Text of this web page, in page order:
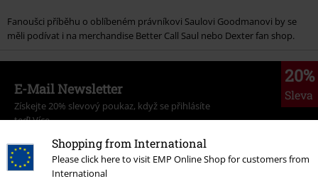
Shopping from International
Please click here to visit EMP Online Shop for customers from
International
Fanoušci příběhu o oblíbeném právníkovi Saulovi Goodmanovi by se
měli podívat i na merchandise Better Call Saul nebo Dexter fan shop.
20%
Sleva
E-Mail Newsletter
Získejte 20% slevový poukaz, když se přihlásíte
teď!Více